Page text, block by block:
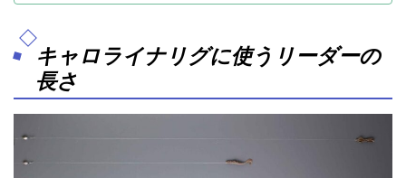
キャロライナリグに使うリーダーの
長さ